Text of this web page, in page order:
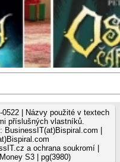
| Názvy použité v textech
příslušných vlastníků.
|
a ochrana soukromí
S3| pg(3980)